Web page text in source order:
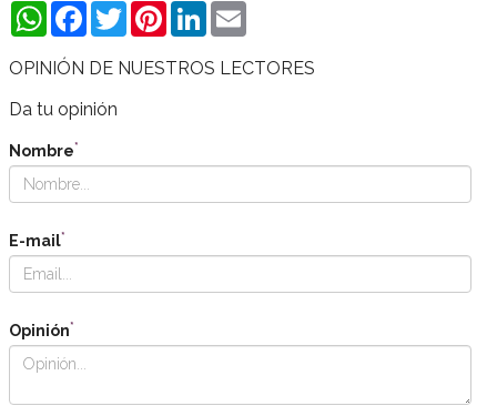
WhatsAppFacebookTwitterPinterestLinkedIn
OPINIÓN DE NUESTROS LECTORES
Da tu opinión
Nombre*
E-mail*
Opinión*